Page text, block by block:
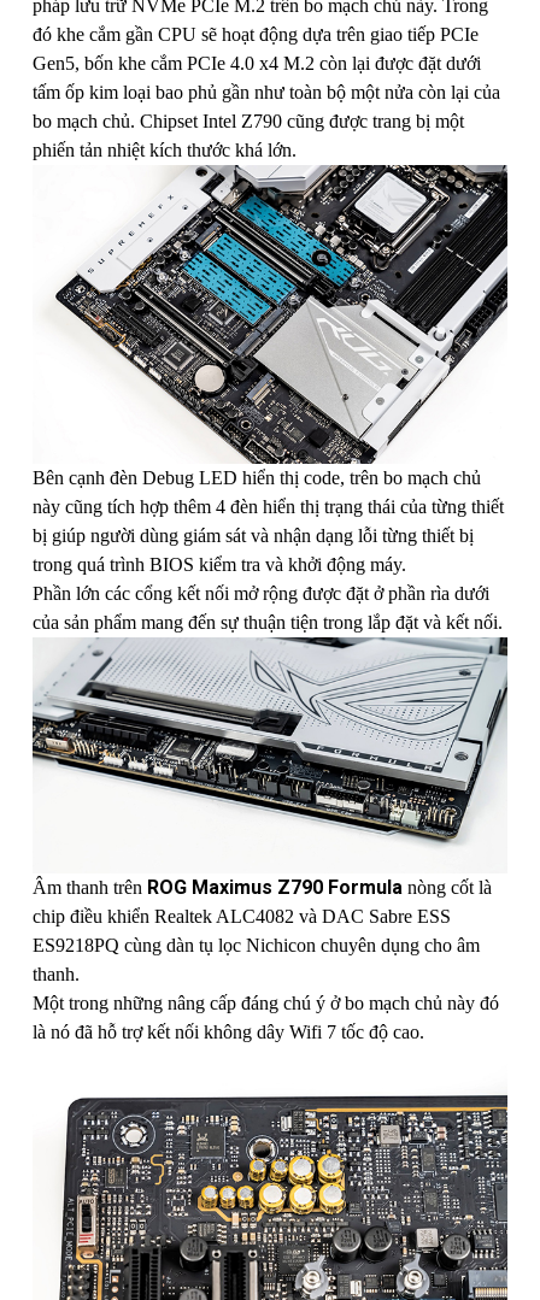
pháp lưu trữ NVMe PCIe M.2 trên bo mạch chủ này. Trong
đó khe cắm gần CPU sẽ hoạt động dựa trên giao tiếp PCIe
Gen5, bốn khe cắm PCIe 4.0 x4 M.2 còn lại được đặt dưới
tấm ốp kim loại bao phủ gần như toàn bộ một nửa còn lại của
bo mạch chủ. Chipset Intel Z790 cũng được trang bị một
phiến tản nhiệt kích thước khá lớn.
Bên cạnh đèn Debug LED hiển thị code, trên bo mạch chủ
này cũng tích hợp thêm 4 đèn hiển thị trạng thái của từng thiết
bị giúp người dùng giám sát và nhận dạng lỗi từng thiết bị
trong quá trình BIOS kiểm tra và khởi động máy.
Phần lớn các cổng kết nối mở rộng được đặt ở phần rìa dưới
của sản phẩm mang đến sự thuận tiện trong lắp đặt và kết nối.
Âm thanh trên ROG Maximus Z790 Formula nòng cốt là
chip điều khiển Realtek ALC4082 và DAC Sabre ESS
ES9218PQ cùng dàn tụ lọc Nichicon chuyên dụng cho âm
thanh.
Một trong những nâng cấp đáng chú ý ở bo mạch chủ này đó
là nó đã hỗ trợ kết nối không dây Wifi 7 tốc độ cao.